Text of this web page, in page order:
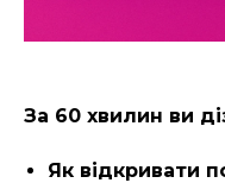
За 60 хвилин ви
Як відкривати